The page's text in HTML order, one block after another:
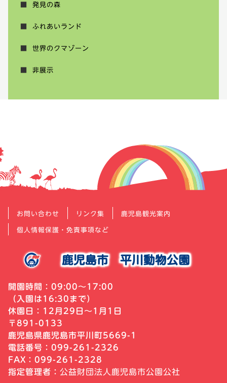
発見の森
ふれあいランド
世界のクマゾーン
非展示
お問い合わせ リンク集 鹿児島観光案内
個人情報保護・免責事項など
鹿児島市平川動物公園
開園時間：09:00～17:00
（入園は16:30まで）
休園日：12月29日～1月1日
〒891-0133
鹿児島県鹿児島市平川町5669-1
電話番号：099-261-2326
FAX：099-261-2328
指定管理者： 公益財団法人鹿児島市公園公社